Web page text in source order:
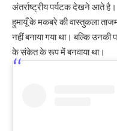
अंतर्राष्ट्रीय पर्यटक देखने आते है।
हुमायूँ के मकबरे की वास्तुकला
नहीं बनाया गया था। बल्कि उनकी
के संकेत के रूप में बनवाया था।